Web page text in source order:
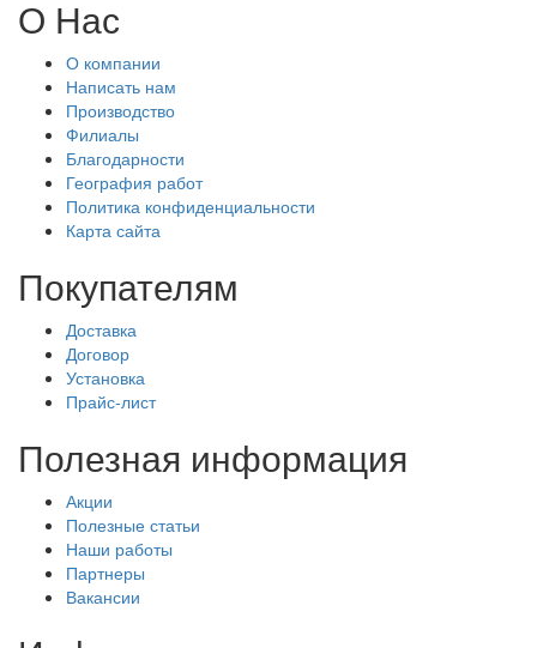
О Нас
О компании
Написать нам
Производство
Филиалы
Благодарности
География работ
Политика конфиденциальности
Карта сайта
Покупателям
Доставка
Договор
Установка
Прайс-лист
Полезная информация
Акции
Полезные статьи
Наши работы
Партнеры
Вакансии